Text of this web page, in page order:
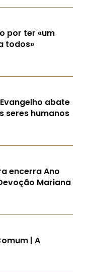
por ter «um
todos»
abate
seres humanos
encerra Ano
Mariana
| A